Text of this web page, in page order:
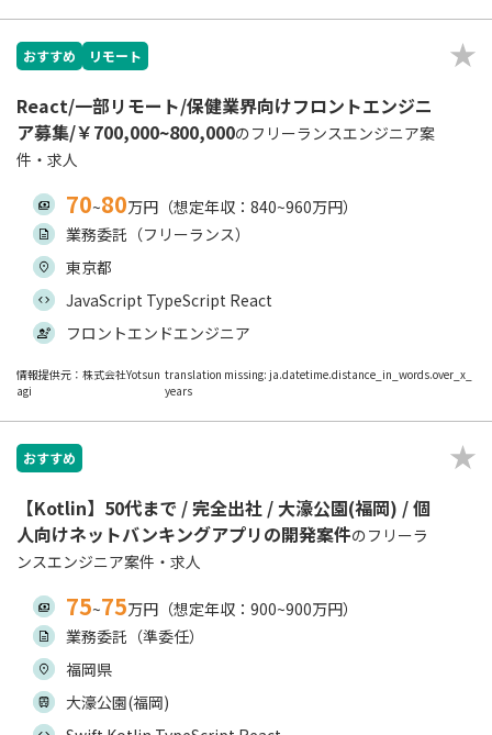
おすすめ リモート
React/一部リモート/保健業界向けフロントエンジニ
ア募集/￥700,000~800,000のフリーランスエンジニア案
件・求人
70~80万円（想定年収：840~960万円）
業務委託（フリーランス）
東京都
JavaScript TypeScript React
フロントエンドエンジニア
情報提供元：株式会社Yotsun
agi
translation missing: ja.datetime.distance_in_words.over_x_
years
おすすめ
【Kotlin】50代まで / 完全出社 / 大濠公園(福岡) / 個
人向けネットバンキングアプリの開発案件のフリーラ
ンスエンジニア案件・求人
75~75万円（想定年収：900~900万円）
業務委託（準委任）
福岡県
大濠公園(福岡)